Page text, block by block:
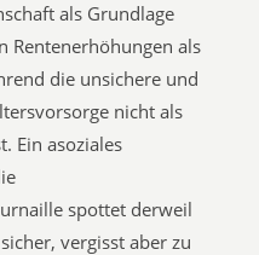
als Grundlage
Rentenerhöhungen als
die unsichere und
nicht als
Ein asoziales
spottet derweil
vergisst aber zu